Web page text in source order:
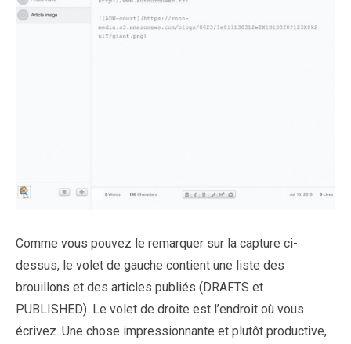
Comme vous pouvez le remarquer sur la capture ci-
dessus, le volet de gauche contient une liste des
brouillons et des articles publiés (DRAFTS et
PUBLISHED). Le volet de droite est l’endroit où vous
écrivez. Une chose impressionnante et plutôt productive,